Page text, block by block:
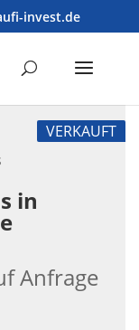
invest.de
VERKAUFT
in
Anfrage